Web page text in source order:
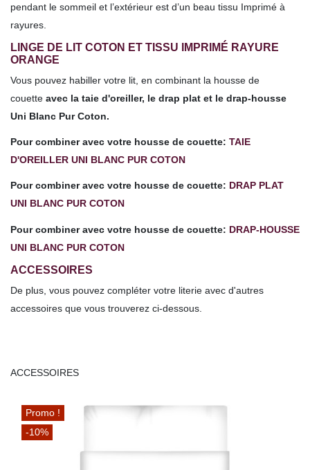
pendant le sommeil et l’extérieur est d’un beau tissu Imprimé à
rayures.
LINGE DE LIT COTON ET TISSU IMPRIMÉ RAYURE
ORANGE
Vous pouvez habiller votre lit, en combinant la housse de
couette avec la taie d'oreiller, le drap plat et le drap-housse
Uni Blanc Pur Coton.
Pour combiner avec votre housse de couette: TAIE
D'OREILLER UNI BLANC PUR COTON
Pour combiner avec votre housse de couette: DRAP PLAT
UNI BLANC PUR COTON
Pour combiner avec votre housse de couette: DRAP-HOUSSE
UNI BLANC PUR COTON
ACCESSOIRES
De plus, vous pouvez compléter votre literie avec d'autres
accessoires que vous trouverez ci-dessous.
ACCESSOIRES
Promo !